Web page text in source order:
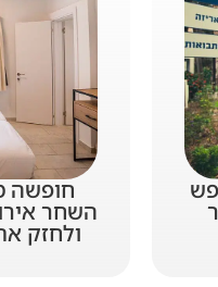
חופשה
השחר
ולחזק